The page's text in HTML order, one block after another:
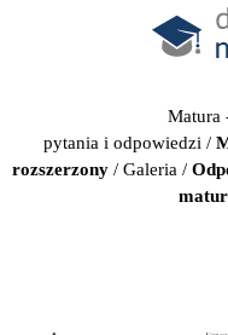
Matura
pytania i odpowiedzi /
rozszerzony/ Galeria /